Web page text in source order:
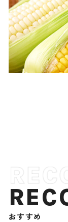
おすすめ